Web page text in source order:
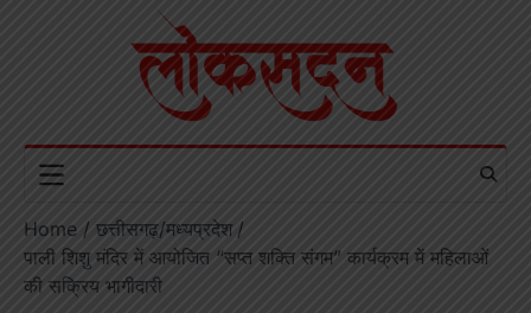
Home
छत्तीसगढ़/मध्यप्रदेश
पाली शिशु मंदिर में आयोजित “सप्त शक्ति संगम” कार्यक्रम में महिलाओं
की सक्रिय भागीदारी